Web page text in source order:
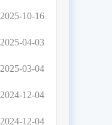
2025-10-16
2025-04-03
2025-03-04
2024-12-04
2024-12-04